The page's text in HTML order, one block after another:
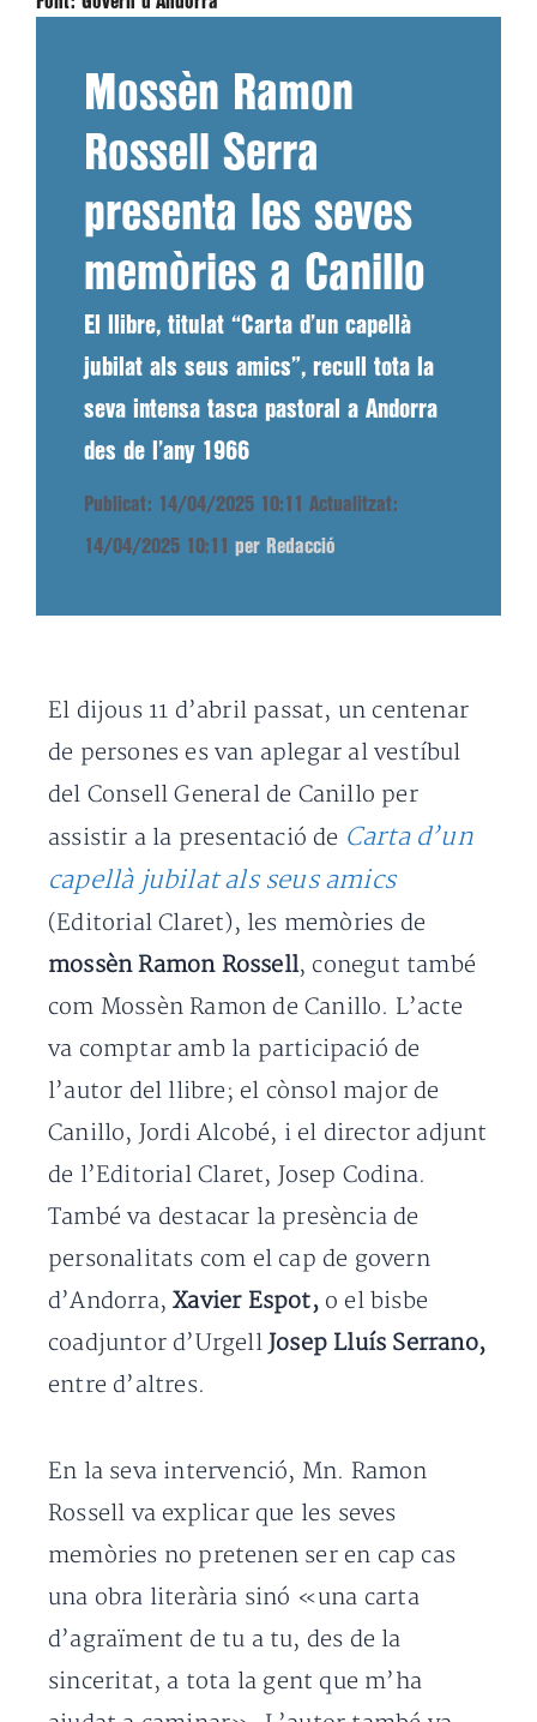
Mossèn Ramon
Rossell Serra
presenta les seves
memòries a Canillo
El llibre, titulat “Carta d’un capellà
jubilat als seus amics”, recull tota la
seva intensa tasca pastoral a Andorra
des de l’any 1966
Publicat: 14/04/2025 10:11 Actualitzat:
14/04/2025 10:11 per Redacció
El dijous 11 d’abril passat, un centenar
de persones es van aplegar al vestíbul
del Consell General de Canillo per
assistir a la presentació de Carta d’un
capellà jubilat als seus amics
(Editorial Claret), les memòries de
mossèn Ramon Rossell, conegut també
com Mossèn Ramon de Canillo. L’acte
va comptar amb la participació de
l’autor del llibre; el cònsol major de
Canillo, Jordi Alcobé, i el director adjunt
de l’Editorial Claret, Josep Codina.
També va destacar la presència de
personalitats com el cap de govern
d’Andorra,Xavier Espot,o el bisbe
coadjuntor d’UrgellJosep Lluís Serrano,
entre d’altres.
En la seva intervenció, Mn. Ramon
Rossell va explicar que les seves
memòries no pretenen ser en cap cas
una obra literària sinó «una carta
d’agraïment de tu a tu, des de la
sinceritat, a tota la gent que m’ha